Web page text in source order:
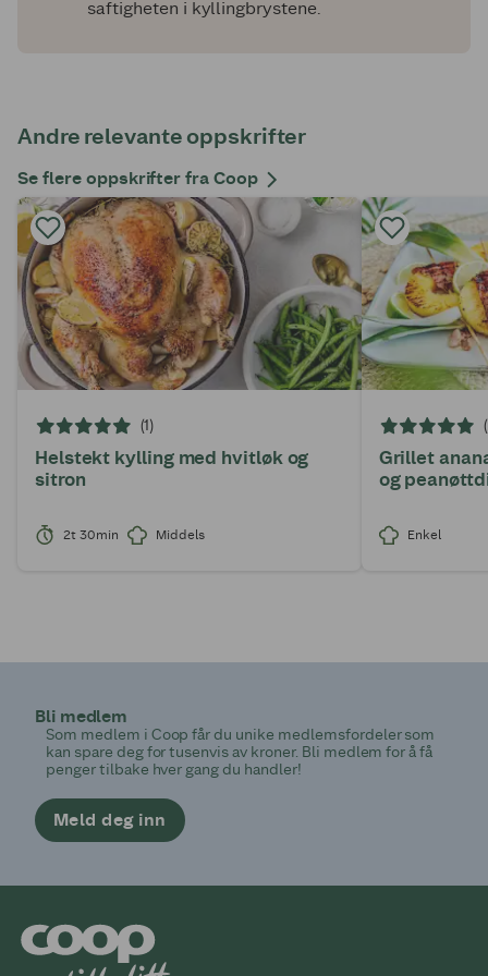
saftigheten i kyllingbrystene.
Andre relevante oppskrifter
Se flere oppskrifter fra Coop
(1)
Helstekt kylling med hvitløk og
sitron
2t 30min Middels
Grillet
og
Enkel
Bli medlem
Som medlem i Coop får du unike medlemsfordeler som
kan spare deg for tusenvis av kroner. Bli medlem for å få
penger tilbake hver gang du handler!
Meld deg inn